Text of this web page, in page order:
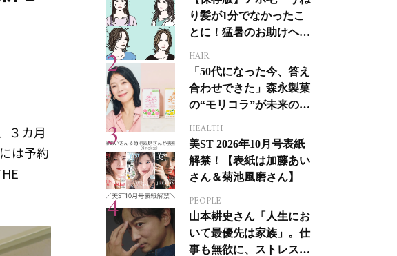
３カ月
は予約
り髪が1分でなかったこ
とに！猛暑のお助けヘア
HAIR
「50代になった今、答え
合わせできた」森永製菓
の“モリコラ”が未来のキ
HEALTH
美ST 2026年10月号表紙
解禁！【表紙は加藤あい
さん＆菊池風磨さん】
PEOPLE
山本耕史さん「人生にお
いて最優先は家族」。仕
事も無欲に、ストレスを